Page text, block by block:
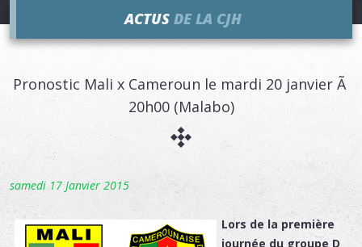
ACTUS DE LA CJH
Pronostic Mali x Cameroun le mardi 20 janvier Ã
20h00 (Malabo)
samedi 17 Janvier 2015
Lors de la première
journée du groupe D